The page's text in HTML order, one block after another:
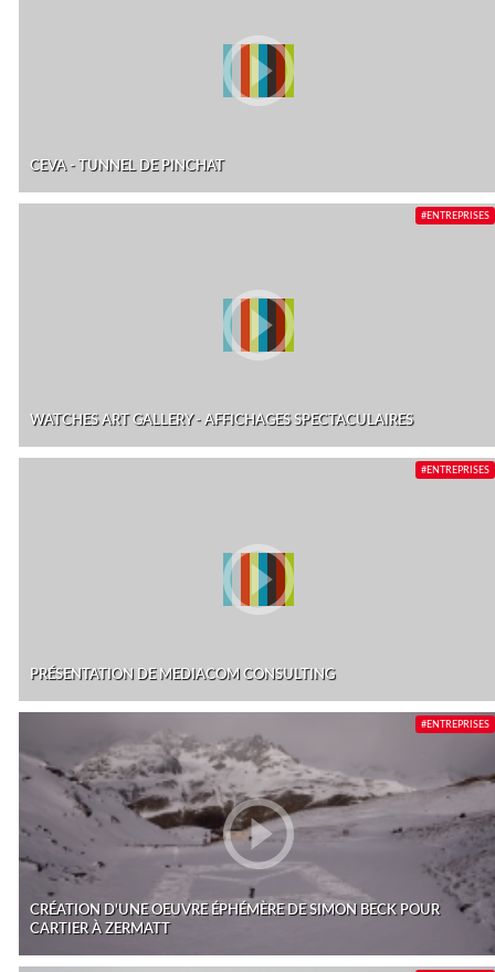
CEVA - TUNNEL DE PINCHAT
WATCHES ART GALLERY - AFFICHAGES SPECTACULAIRES
#ENTREPRISES
PRÉSENTATION DE MEDIACOM CONSULTING
#ENTREPRISES
CRÉATION D'UNE OEUVRE ÉPHÉMÈRE DE SIMON BECK POUR
CARTIER À ZERMATT
#ENTREPRISES